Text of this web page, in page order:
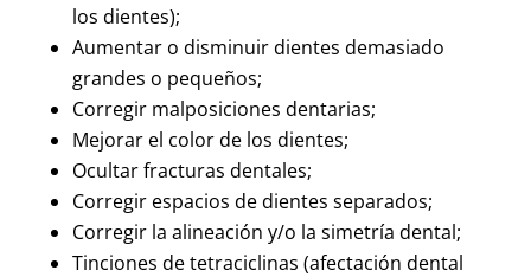
los dientes);
Aumentar o disminuir dientes demasiado
grandes o pequeños;
Corregir malposiciones dentarias;
Mejorar el color de los dientes;
Ocultar fracturas dentales;
Corregir espacios de dientes separados;
Corregir la alineación y/o la simetría dental;
Tinciones de tetraciclinas (afectación dental